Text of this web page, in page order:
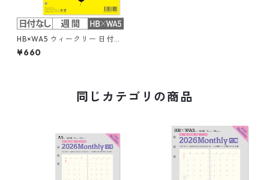
HB×WA5 ウィークリー 日付な
し 見開き1週間ブロック式 習
慣トラッカー システム手帳リ
¥660
同じカテゴリの商品